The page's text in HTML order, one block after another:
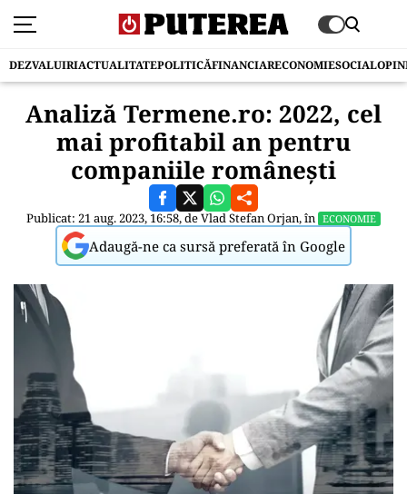
DEZVALUIRIACTUALITATEPOLITICĂFINANCIARECONOMIESOCIAL
Analiză Termene.ro: 2022, cel
mai profitabil an pentru
companiile românești
Publicat: 21 aug. 2023, 16:58, deVlad Stefan Orjan, în ECONOMIE
Adaugă-ne ca sursă preferată în Google